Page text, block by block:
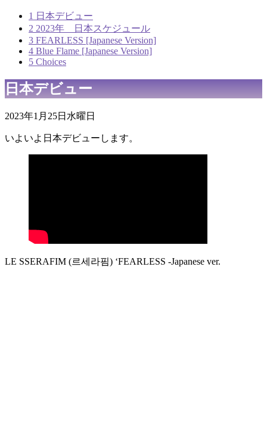
1 日本デビュー
2 2023年 日本スケジュール
3 FEARLESS [Japanese Version]
4 Blue Flame [Japanese Version]
5 Choices
日本デビュー
2023年1月25日水曜日
いよいよ日本デビューします。
LE SSERAFIM (르세라핌) ‘FEARLESS -Japanese ver.